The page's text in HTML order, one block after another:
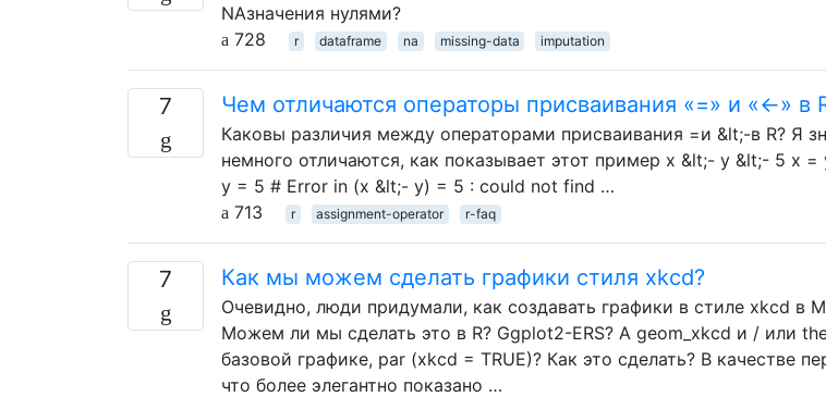
NAзначения нулями?
728
r dataframe na missing-data imputation
7 Чем отличаются операторы присваивания «=» и «<-» в
Каковы различия между операторами присваивания =и &lt;-в R? Я
немного отличаются, как показывает этот пример x &lt;- y &lt;- 5 x
y = 5 # Error in (x &lt;- y) = 5 : could not find …
713
r assignment-operator r-faq
7 Как мы можем сделать графики стиля xkcd?
Очевидно, люди придумали, как создавать графики в стиле xkcd в
Можем ли мы сделать это в R? Ggplot2-ERS? А geom_xkcd и / или
базовой графике, par (xkcd = TRUE)? Как это сделать? В качестве
что более элегантно показано …